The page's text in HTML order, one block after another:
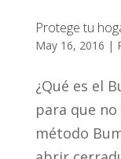
Protege tu
May 16, 2016 |
¿Qué es el
para que no
método